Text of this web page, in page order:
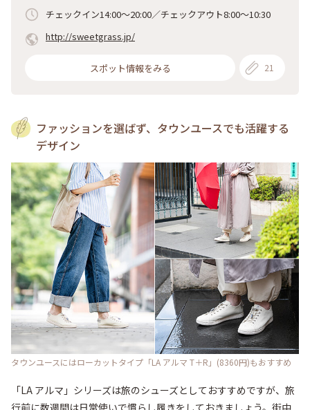
チェックイン14:00〜20:00／チェックアウト8:00〜10:30
http://sweetgrass.jp/
スポット情報をみる 21
ファッションを選ばず、タウンユースでも活躍する
デザイン
タウンユースにはローカットタイプ「LA アルマ T＋R」(8360円)もおすすめ
「LA アルマ」シリーズは旅のシューズとしておすすめですが、旅
行前に数週間は日常使いで慣らし履きをしておきましょう。街中